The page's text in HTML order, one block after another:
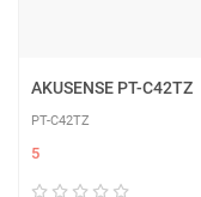
AKUSENSE PT-C42TZ
PT-C42TZ
5